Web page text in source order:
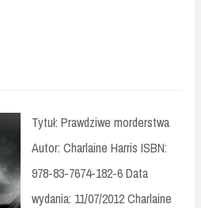
Tytuł: Prawdziwe morderstwa
Autor: Charlaine Harris ISBN:
978-83-7674-182-6 Data
wydania: 11/07/2012 Charlaine